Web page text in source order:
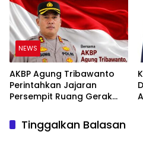
Hukum di Internal Polri
NEWS
AKBP Agung Tribawanto
Perintahkan Jajaran
Persempit Ruang Gerak
Pasaman Barat
Tinggalkan Balasan